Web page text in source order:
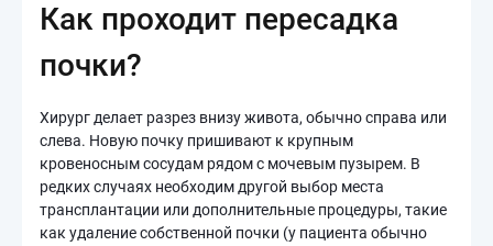
Как проходит пересадка
почки?
Хирург делает разрез внизу живота, обычно справа или
слева. Новую почку пришивают к крупным
кровеносным сосудам рядом с мочевым пузырем. В
редких случаях необходим другой выбор места
трансплантации или дополнительные процедуры, такие
как удаление собственной почки (у пациента обычно